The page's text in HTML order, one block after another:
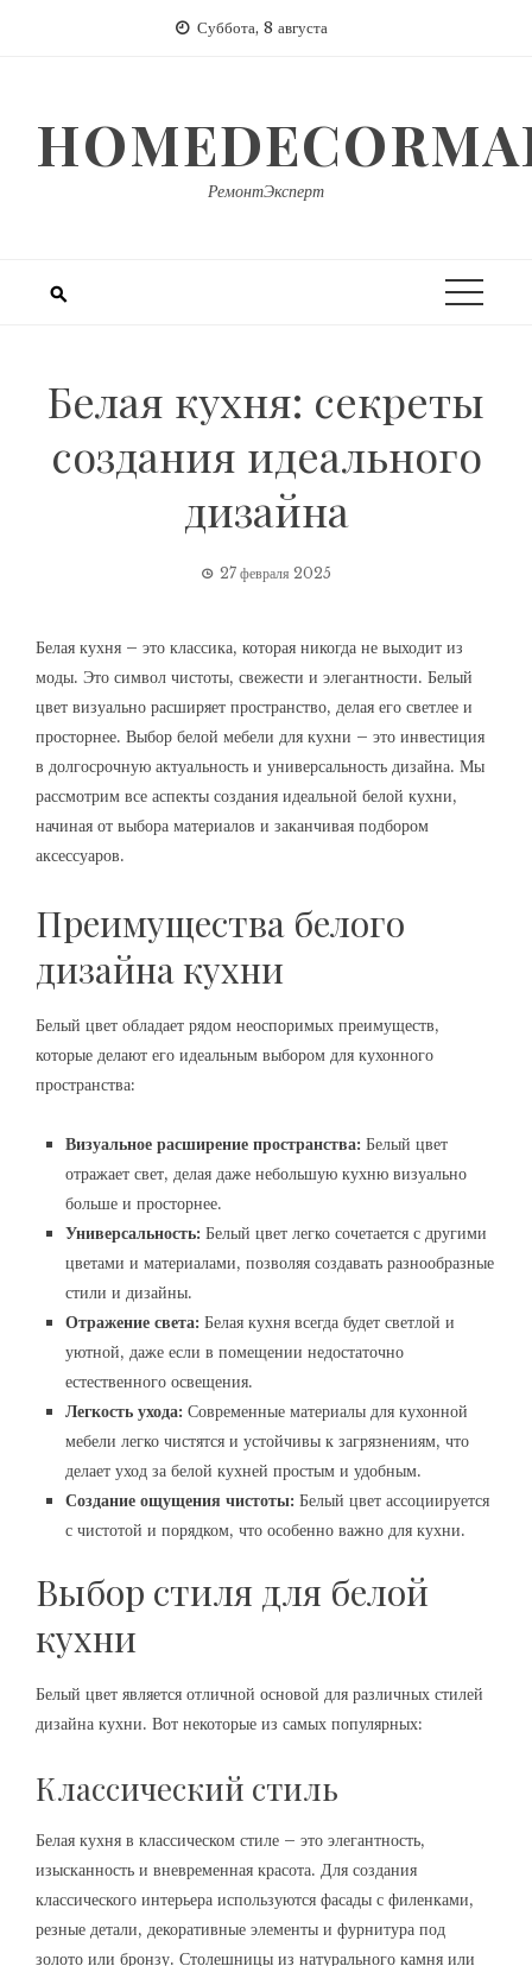
Суббота, 8 августа
РемонтЭксперт
Белая кухня: секреты
создания идеального
дизайна
27 февраля 2025
Белая кухня – это классика, которая никогда не выходит из
моды. Это символ чистоты, свежести и элегантности. Белый
цвет визуально расширяет пространство, делая его светлее и
просторнее. Выбор белой мебели для кухни – это инвестиция
в долгосрочную актуальность и универсальность дизайна. Мы
рассмотрим все аспекты создания идеальной белой кухни,
начиная от выбора материалов и заканчивая подбором
аксессуаров.
Преимущества белого
дизайна кухни
Белый цвет обладает рядом неоспоримых преимуществ,
которые делают его идеальным выбором для кухонного
пространства:
Визуальное расширение пространства: Белый цвет
отражает свет, делая даже небольшую кухню визуально
больше и просторнее.
Универсальность: Белый цвет легко сочетается с другими
цветами и материалами, позволяя создавать разнообразные
стили и дизайны.
Отражение света: Белая кухня всегда будет светлой и
уютной, даже если в помещении недостаточно
естественного освещения.
Легкость ухода: Современные материалы для кухонной
мебели легко чистятся и устойчивы к загрязнениям, что
делает уход за белой кухней простым и удобным.
Создание ощущения чистоты: Белый цвет ассоциируется
с чистотой и порядком, что особенно важно для кухни.
Выбор стиля для белой
кухни
Белый цвет является отличной основой для различных стилей
дизайна кухни. Вот некоторые из самых популярных:
Классический стиль
Белая кухня в классическом стиле – это элегантность,
изысканность и вневременная красота. Для создания
классического интерьера используются фасады с филенками,
резные детали, декоративные элементы и фурнитура под
золото или бронзу. Столешницы из натурального камня или